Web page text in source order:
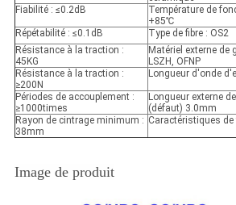
Fiabilité : ≤0.2dB
Température de
+85℃
Répétabilité : ≤0.1dB
Type de fibre : OS2
Résistance à la traction :
45KG
Matériel externe de
LSZH, OFNP
Résistance à la traction :
≥200N
Longueur d'onde
Périodes de accouplement :
≥1000times
Longueur externe
(défaut) 3.0mm
Rayon de cintrage minimum :
38mm
Caractéristiques
Image de produit